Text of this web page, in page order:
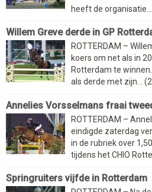
heeft de
Willem Greve derde in GP
ROTTERDAM –
koers om net als in
Rotterdam te
als derde met zijn...
Annelies Vorsselmans fraai
ROTTERDAM –
eindigde zaterdag
in de rubriek over
tijdens het CHIO
Springruiters vijfde in Rotterdam